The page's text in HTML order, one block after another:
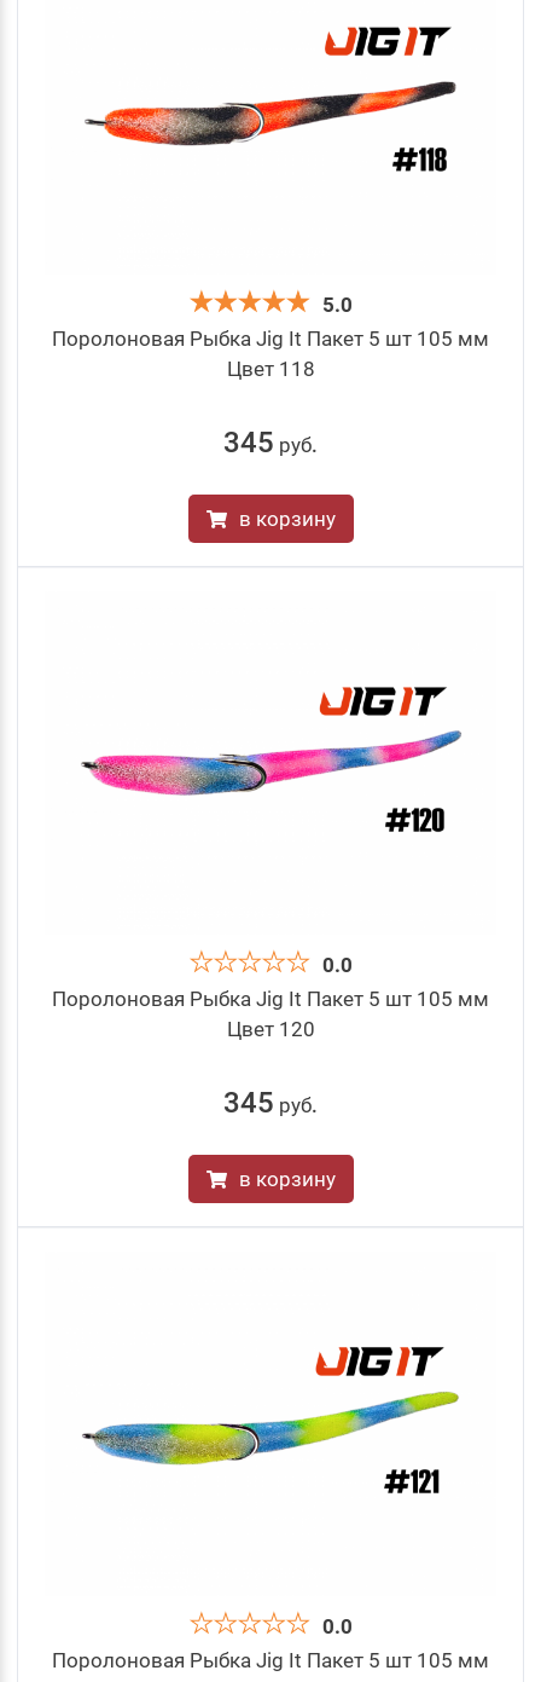
5.0
Поролоновая Рыбка Jig It Пакет 5 шт 105 мм
Цвет 118
345 руб.
в корзину
0.0
Поролоновая Рыбка Jig It Пакет 5 шт 105 мм
Цвет 120
345 руб.
в корзину
0.0
Поролоновая Рыбка Jig It Пакет 5 шт 105 мм